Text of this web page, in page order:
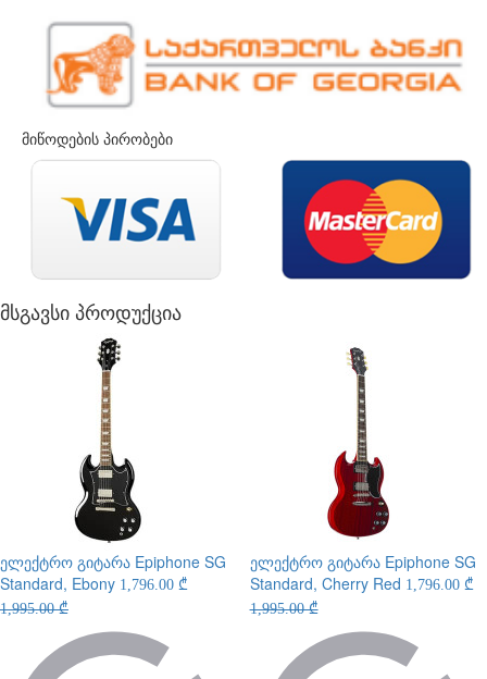
მიწოდების პირობები
მსგავსი პროდუქცია
ელექტრო გიტარა Epiphone SG
Standard, Ebony 1,796.00 ₾
1,995.00 ₾
ელექტრო გიტარა Epiphone SG
Standard, Cherry Red 1,796.00 ₾
1,995.00 ₾